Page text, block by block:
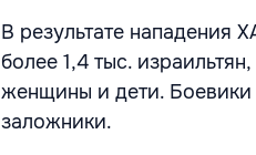
В результате нападения
более 1,4 тыс.
женщины и дети.
заложники.